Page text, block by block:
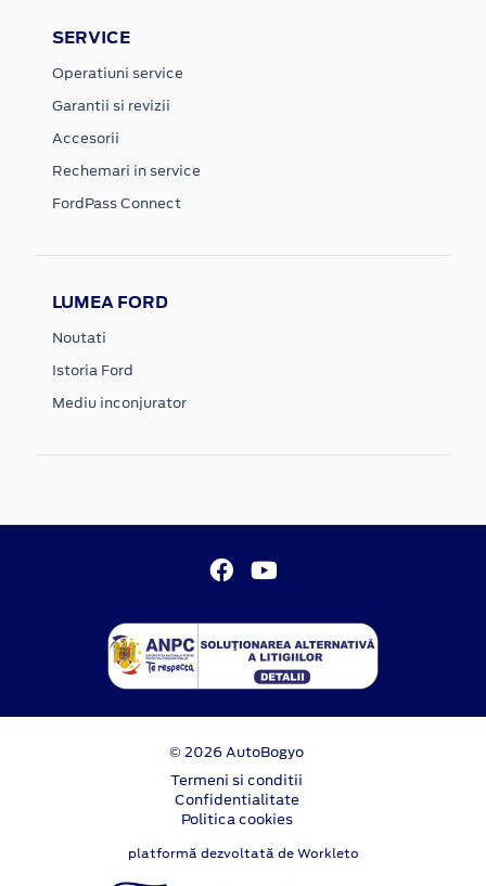
SERVICE
Operatiuni service
Garantii si revizii
Accesorii
Rechemari in service
FordPass Connect
LUMEA FORD
Noutati
Istoria Ford
Mediu inconjurator
© 2026 AutoBogyo
Termeni si conditii
Confidentialitate
Politica cookies
platformă dezvoltată de Workleto